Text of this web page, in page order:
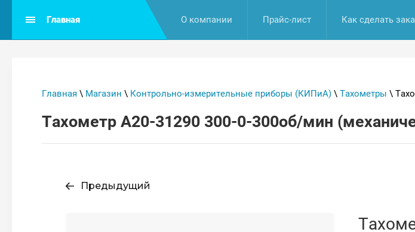
Главная О компании Прайс-лист Как сделать
Главная \ Магазин \ Контрольно-измерительные приборы (КИПиА) \ Тахометры \
Тахометр А20-31290 300-0-300об/мин
Предыдущий